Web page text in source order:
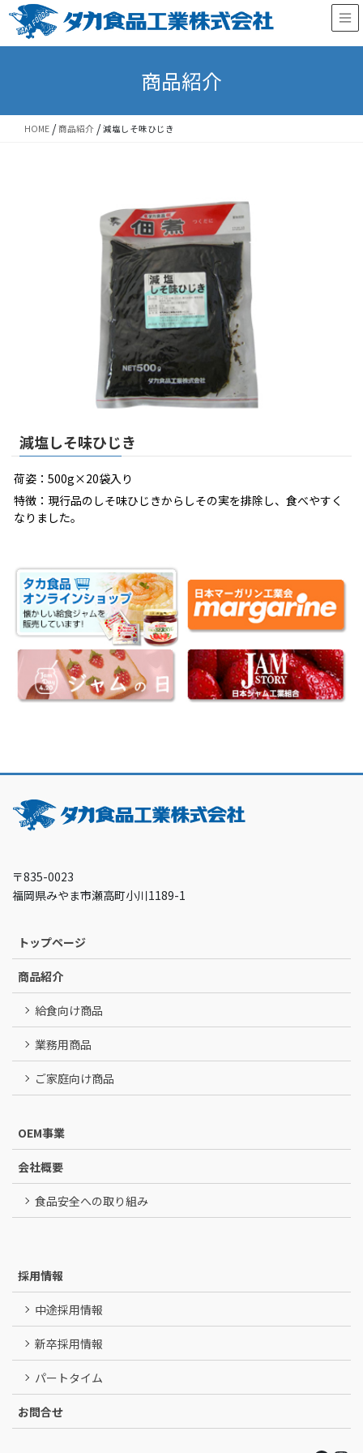
Skip
Skip
商品紹介
HOME /商品紹介 /減塩しそ味ひじき
減塩しそ味ひじき
荷姿：500g×20袋入り
特徴：現行品のしそ味ひじきからしその実を排除し、食べやすく
なりました。
〒835-0023
福岡県みやま市瀬高町小川1189-1
トップページ
商品紹介
給食向け商品
業務用商品
ご家庭向け商品
OEM事業
会社概要
食品安全への取り組み
採用情報
中途採用情報
新卒採用情報
パートタイム
お問合せ